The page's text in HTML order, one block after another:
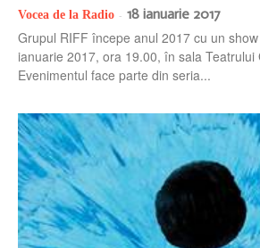
Vocea de la Radio - 18 ianuarie 2017
Grupul RIFF începe anul 2017 cu un
ianuarie 2017, ora 19.00, în sala Teatrului
Evenimentul face parte din seria...